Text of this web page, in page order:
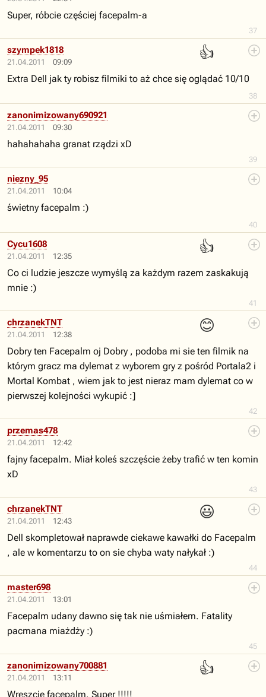
37
Super, róbcie częściej facepalm-a
21.04.2011 09:09
👍
38
szympek1818
Extra Dell jak ty robisz filmiki to aż chce się oglądać 10/10
21.04.2011 09:30
39
zanonimizowany690921
hahahahaha granat rządzi xD
21.04.2011 10:04
40
niezny_95
świetny facepalm :)
21.04.2011 12:35
👍
41
Cycu1608
Co ci ludzie jeszcze wymyślą za każdym razem zaskakują
mnie :)
21.04.2011 12:38
😊
42
chrzanekTNT
Dobry ten Facepalm oj Dobry , podoba mi sie ten filmik na
którym gracz ma dylemat z wyborem gry z pośród Portala2 i
Mortal Kombat , wiem jak to jest nieraz mam dylemat co w
pierwszej kolejności wykupić :]
21.04.2011 12:42
43
przemas478
fajny facepalm. Miał koleś szczęście żeby trafić w ten komin
xD
21.04.2011 12:43
😃
44
chrzanekTNT
Dell skompletował naprawde ciekawe kawałki do Facepalm
, ale w komentarzu to on sie chyba waty nałykał :)
21.04.2011 13:01
45
master698
Facepalm udany dawno się tak nie uśmiałem. Fatality
pacmana miażdży :)
21.04.2011 13:11
👍
zanonimizowany700881
Wreszcie facepalm. Super !!!!!